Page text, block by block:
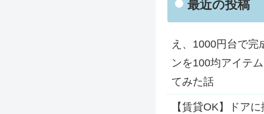
最近の投稿
え、1000円台で完
ンを100均アイテ
てみた話
【賃貸OK】ドア